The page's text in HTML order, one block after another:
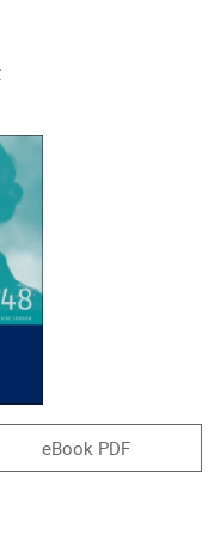
eBook PDF